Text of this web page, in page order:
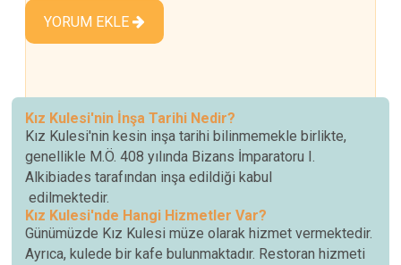
YORUM EKLE
Kız Kulesi'nin İnşa Tarihi Nedir?
Kız Kulesi'nin kesin inşa tarihi bilinmemekle birlikte,
genellikle M.Ö. 408 yılında Bizans İmparatoru I.
Alkibiades tarafından inşa edildiği kabul
edilmektedir.
Kız Kulesi'nde Hangi Hizmetler Var?
Günümüzde Kız Kulesi müze olarak hizmet vermektedir.
Ayrıca, kulede bir kafe bulunmaktadır. Restoran hizmeti